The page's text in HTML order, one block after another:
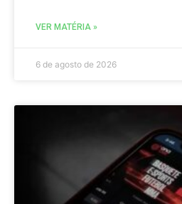
VER MATÉRIA »
6 de agosto de 2026